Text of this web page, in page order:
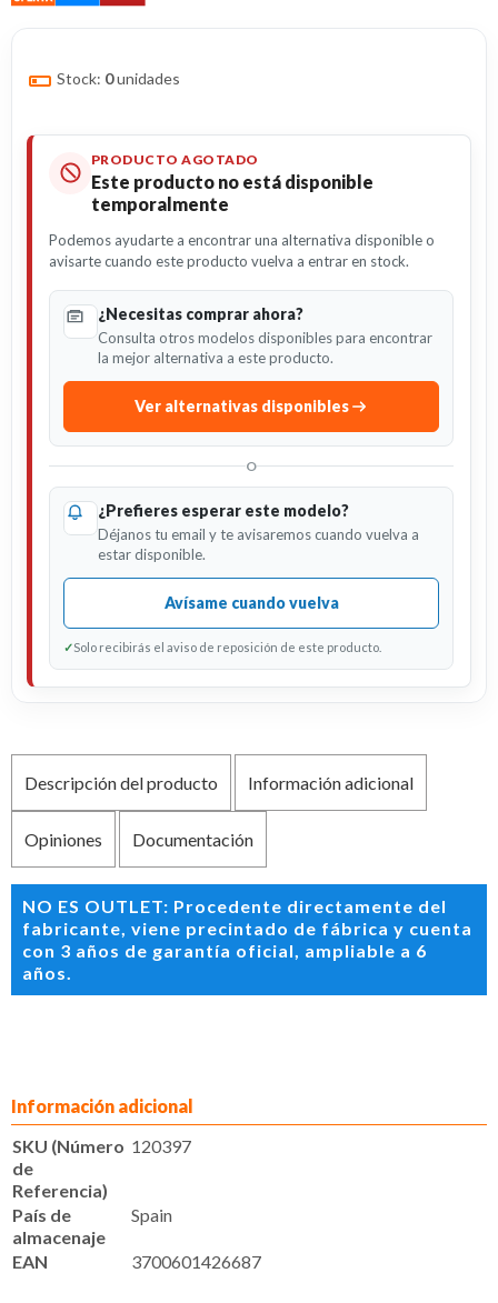
Stock: 0unidades
PRODUCTO AGOTADO
Este producto no está disponible
temporalmente
Podemos ayudarte a encontrar una alternativa disponible o
avisarte cuando este producto vuelva a entrar en stock.
¿Necesitas comprar ahora?
Consulta otros modelos disponibles para encontrar
la mejor alternativa a este producto.
Ver alternativas disponibles
O
¿Prefieres esperar este modelo?
Déjanos tu email y te avisaremos cuando vuelva a
estar disponible.
Avísame cuando vuelva
✓Solo recibirás el aviso de reposición de este producto.
Descripción del producto Información adicional
Opiniones Documentación
NO ES OUTLET: Procedente directamente del
fabricante, viene precintado de fábrica y cuenta
con 3 años de garantía oficial, ampliable a 6
años.
Información adicional
SKU (Número
de
Referencia)
120397
País de
almacenaje
Spain
EAN 3700601426687